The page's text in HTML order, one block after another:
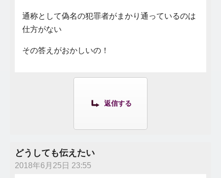
通称として偽名の犯罪者がまかり通っているのは
仕方がない
その答えがおかしいの！
返信する
どうしても伝えたい
2018年6月25日 23:55